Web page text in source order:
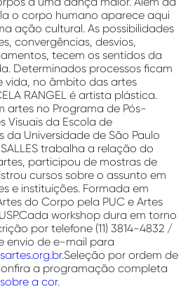
o corpo humano aparece aqui
ação cultural. As possibilidades
convergências, desvios,
tecem os sentidos da
Determinados processos ficam
vida, no âmbito das artes
RANGEL é artista plástica.
artes no Programa de Pós-
Visuais da Escola de
da Universidade de São Paulo
SALLES trabalha a relação do
participou de mostras de
cursos sobre o assunto em
e instituições. Formada em
do Corpo pela PUC e Artes
workshop dura em torno
por telefone (11) 3814-4832 /
envio de e-mail para
.Seleção por ordem de
a programação completa
a cor.